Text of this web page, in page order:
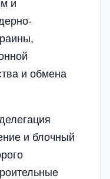
и
и обмена
и блочный